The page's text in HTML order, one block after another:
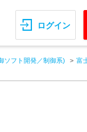
ログイン
ソフト開発／制御系) 富